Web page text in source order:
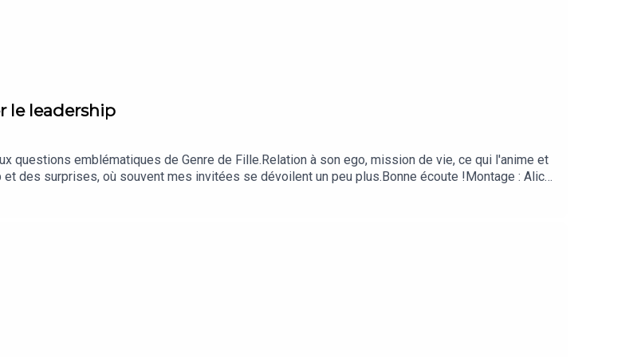
le leadership
questions emblématiques de Genre de Fille.Relation à son ego, mission de vie, ce qui l'anime et
des surprises, où souvent mes invitées se dévoilent un peu plus.Bonne écoute !Montage : Alice
le Garçon et Genre de Fille sur Instagram pour pouvoir découvrir d'autres interviews d'hommes
un don sur Tipee ▬▬▬▬▬▬ Et n'oubliez surtout pas de :1. Abonnez-vous 🔔 pour ne rien